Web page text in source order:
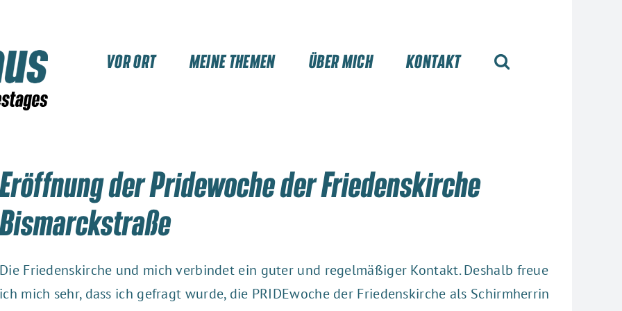
VOR ORT MEINE THEMEN ÜBER MICH KONTAKT
Eröffnung der Pridewoche der Friedenskirche
Bismarckstraße
Die Friedenskirche und mich verbindet ein guter und regelmäßiger Kontakt. Deshalb freue
ich mich sehr, dass ich gefragt wurde, die PRIDEwoche der Friedenskirche als Schirmherrin